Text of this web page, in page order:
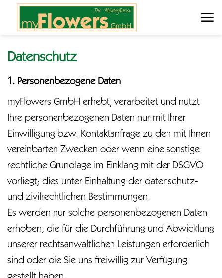
Zum
Datenschutz
1. Personenbezogene Daten
myFlowers GmbH erhebt, verarbeitet und nutzt
Ihre personenbezogenen Daten nur mit Ihrer
Einwilligung bzw. Kontaktanfrage zu den mit Ihnen
vereinbarten Zwecken oder wenn eine sonstige
rechtliche Grundlage im Einklang mit der DSGVO
vorliegt; dies unter Einhaltung der datenschutz-
und zivilrechtlichen Bestimmungen.
Es werden nur solche personenbezogenen Daten
erhoben, die für die Durchführung und Abwicklung
unserer rechtsanwaltlichen Leistungen erforderlich
sind oder die Sie uns freiwillig zur Verfügung